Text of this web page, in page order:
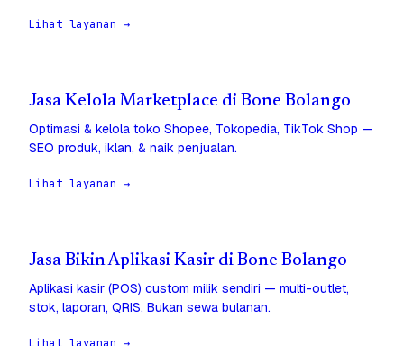
Lihat layanan →
Jasa Kelola Marketplace di Bone Bolango
Optimasi & kelola toko Shopee, Tokopedia, TikTok Shop —
SEO produk, iklan, & naik penjualan.
Lihat layanan →
Jasa Bikin Aplikasi Kasir di Bone Bolango
Aplikasi kasir (POS) custom milik sendiri — multi-outlet,
stok, laporan, QRIS. Bukan sewa bulanan.